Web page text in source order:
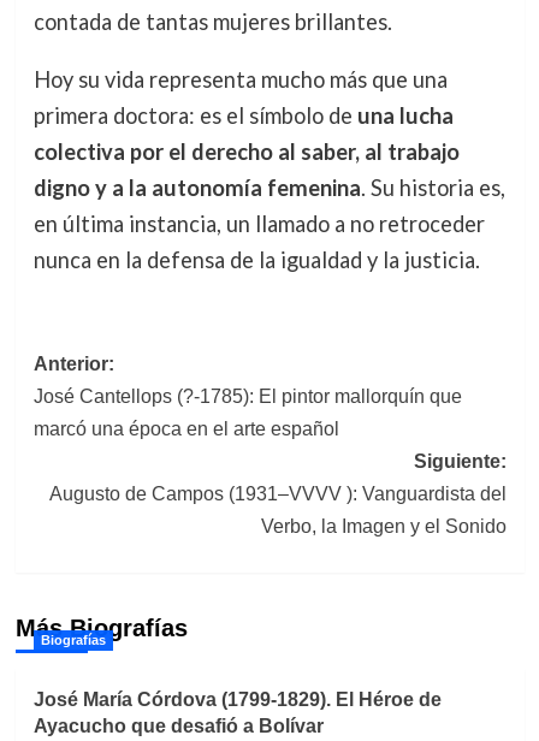
contada de tantas mujeres brillantes.
Hoy su vida representa mucho más que una
primera doctora: es el símbolo de una lucha
colectiva por el derecho al saber, al trabajo
digno y a la autonomía femenina. Su historia es,
en última instancia, un llamado a no retroceder
nunca en la defensa de la igualdad y la justicia.
Navegación
de
entradas
Anterior:
José Cantellops (?-1785): El pintor mallorquín que
marcó una época en el arte español
Siguiente:
Augusto de Campos (1931–VVVV ): Vanguardista del
Verbo, la Imagen y el Sonido
Más Biografías
Biografías
José María Córdova (1799-1829). El Héroe de
Ayacucho que desafió a Bolívar